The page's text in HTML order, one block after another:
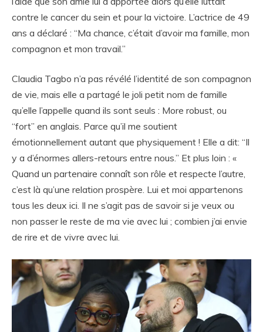
contre le cancer du sein et pour la victoire. L’actrice de 49
ans a déclaré : “Ma chance, c’était d’avoir ma famille, mon
compagnon et mon travail.”
Claudia Tagbo n’a pas révélé l’identité de son compagnon
de vie, mais elle a partagé le joli petit nom de famille
qu’elle l’appelle quand ils sont seuls : More robust, ou
“fort” en anglais. Parce qu’il me soutient
émotionnellement autant que physiquement ! Elle a dit: “Il
y a d’énormes allers-retours entre nous.” Et plus loin : «
Quand un partenaire connaît son rôle et respecte l’autre,
c’est là qu’une relation prospère. Lui et moi appartenons
tous les deux ici. Il ne s’agit pas de savoir si je veux ou
non passer le reste de ma vie avec lui ; combien j’ai envie
de rire et de vivre avec lui.